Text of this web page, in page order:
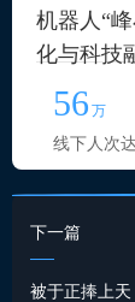
机器人“
化与科技
56 万
线下人次达
下一篇
被于正捧上